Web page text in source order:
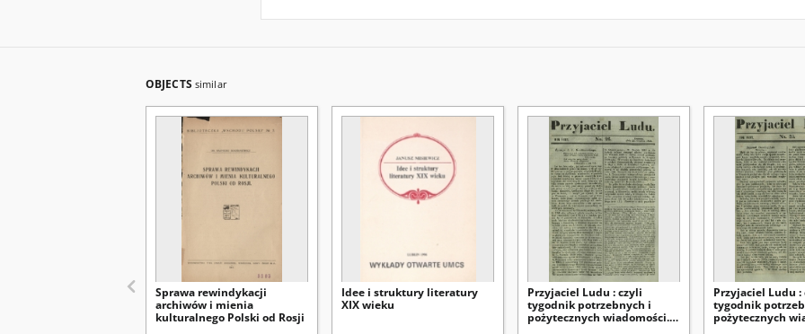
OBJECTS similar
Sprawa rewindykacji
archiwów i mienia
kulturalnego Polski od Rosji
Idee i struktury literatury
XIX wieku
Przyjaciel Ludu : czyli
tygodnik potrzebnych i
pożytecznych wiadomości.
Przyjaciel Ludu :
tygodnik
pożytecznych